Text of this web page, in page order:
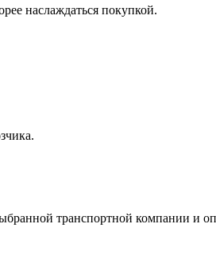
наслаждаться покупкой.
транспортной компании и